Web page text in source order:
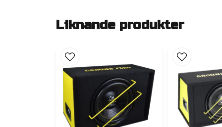
Liknande produkter